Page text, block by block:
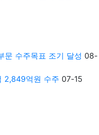
문 수주목표 조기 달성 08-
2,849억원 수주 07-15